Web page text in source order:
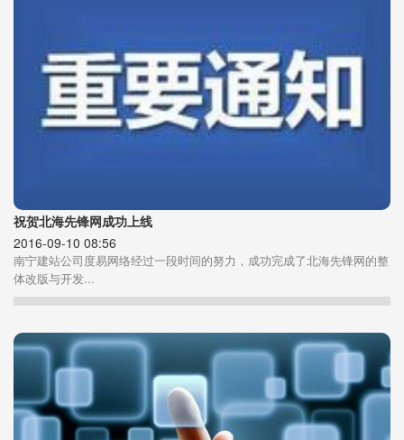
祝贺北海先锋网成功上线
2016-09-10 08:56
南宁建站公司度易网络经过一段时间的努力，成功完成了北海先锋网的整
体改版与开发...